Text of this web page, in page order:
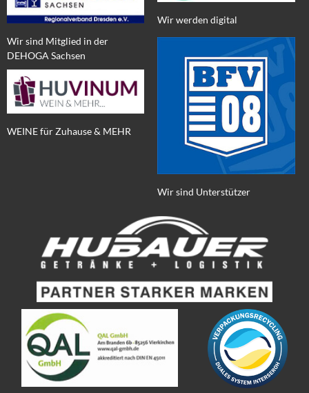
Wir sind Mitglied in der
DEHOGA Sachsen
WEINE für Zuhause & MEHR
Wir werden digital
Wir sind Unterstützer